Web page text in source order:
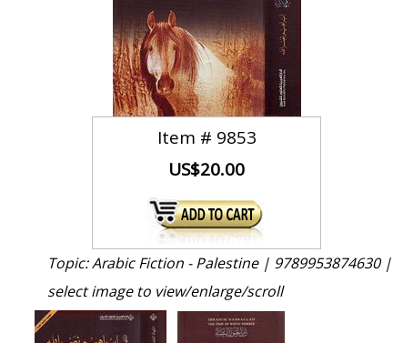
Item # 9853
US$20.00
Topic: Arabic Fiction - Palestine | 9789953874630 |
select image to view/enlarge/scroll